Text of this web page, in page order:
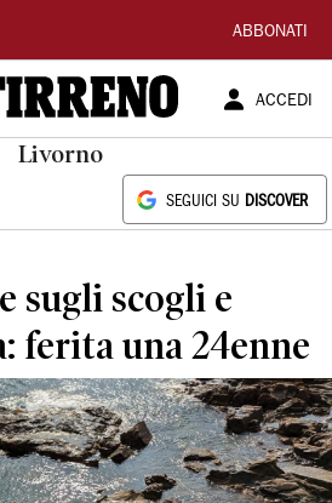
ABBONATI
ACCEDI
Livorno
SEGUICI SU DISCOVER
sugli scogli e
ferita una 24enne